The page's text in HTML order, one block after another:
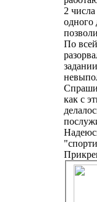
2
одного
По
как с